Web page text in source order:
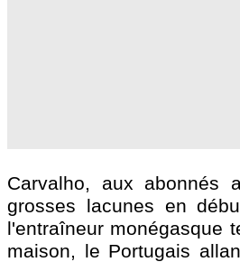
Carvalho, aux abonnés
grosses lacunes en
l'entraîneur monégasque
maison, le Portugais